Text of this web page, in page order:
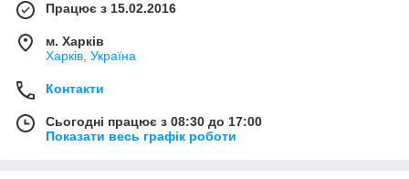
Працює з 15.02.2016
м. Харків
Харків, Україна
Контакти
Сьогодні працює з 08:30 до 17:00
Показати весь графік роботи